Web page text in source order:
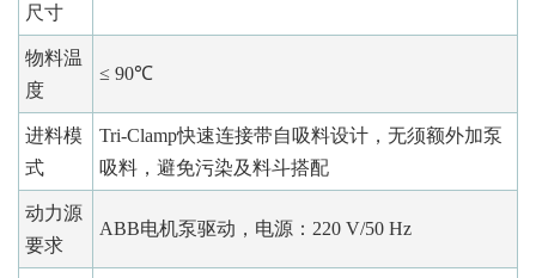
尺寸
物料温
度
≤ 90℃
进料模
式
Tri-Clamp快速连接带自吸料设计，无须额外加泵
吸料，避免污染及料斗搭配
动力源
要求
ABB电机泵驱动，电源：220 V/50 Hz